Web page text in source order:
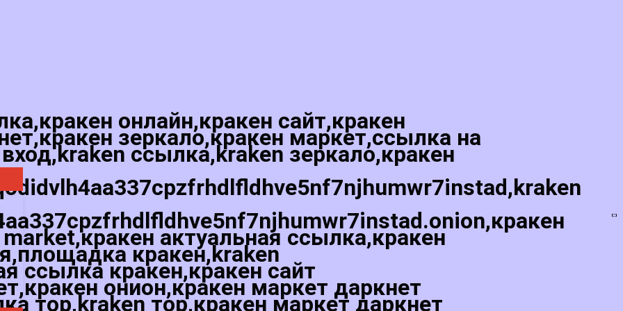
онлайн,кракен сайт,кракен
зеркало,кракен маркет,ссылка на
ссылка,kraken зеркало,кракен
актуальная ссылка,кракен
кракен,kraken
ссылка кракен,кракен сайт
онион,кракен маркет даркнет
тор,kraken тор,кракен маркет даркнет